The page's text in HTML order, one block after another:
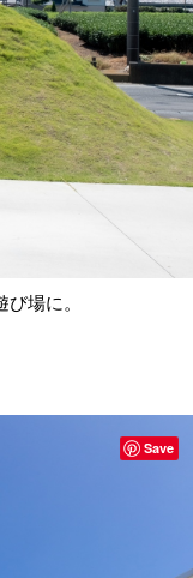
場に。
Save